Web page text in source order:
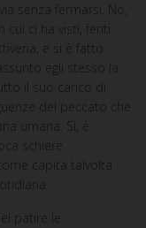
senza fermarsi. No,
ci ha visti, feriti
e si è fatto
egli stesso la
il suo carico di
del peccato che
umana. Sì, è
schiere
capita talvolta
patire le